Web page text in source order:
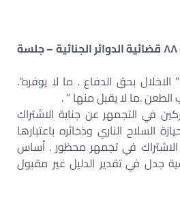
الطعن رقم ٢٥١١٧ لسنة ٨٨ قضائية الدوائر الجنائية – جلسة
بحق الدفاع . ما لا يوفره”.
.ما لا يقبل منها ” .
في التجمهر عن جناية الاشتراك
السلاح الناري وذخائره باعتبارها
الاشتراك في تجمهر محظور . أساس
جدل في تقدير الدليل غير مقبول